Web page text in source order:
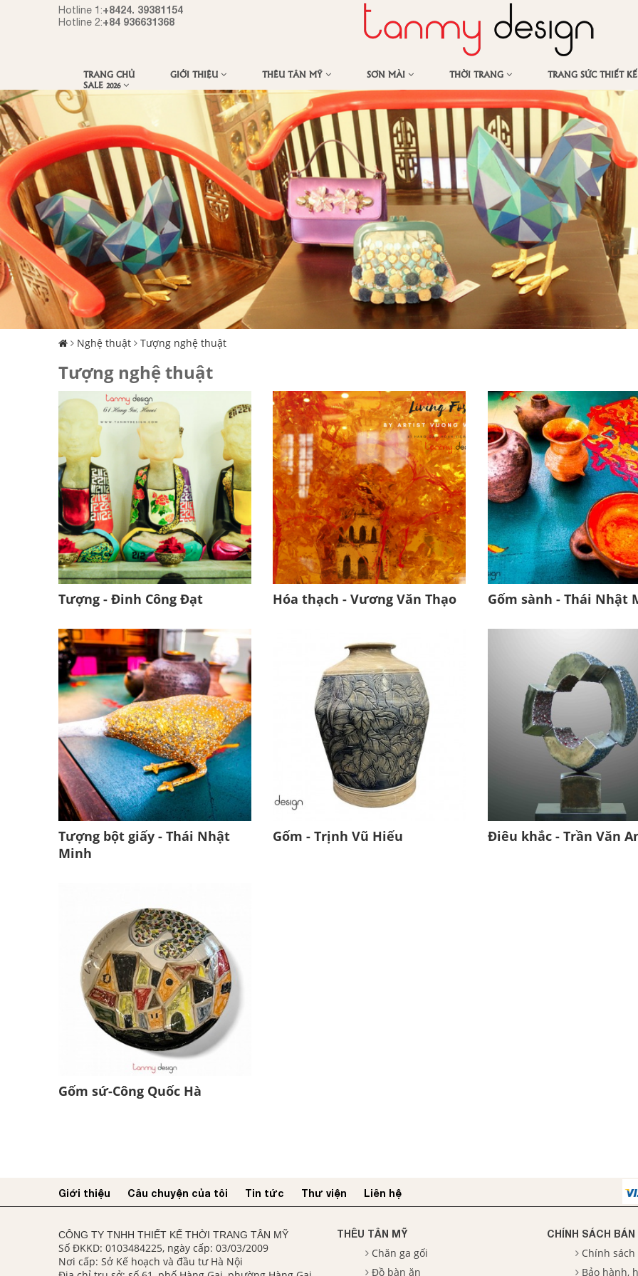
Hotline 1:+8424. 39381154
Hotline 2:+84 936631368
TRANG CHỦ GIỚI THIỆU THÊU TÂN MỸ SƠN MÀI THỜI TRANG
TRANG SỨC THIẾT
SALE 2026
Nghệ thuật Tượng nghệ thuật
Tượng nghệ thuật
Tượng - Đinh Công Đạt Hóa thạch - Vương Văn Thạo Gốm sành - Thái Nhật
Tượng bột giấy - Thái Nhật
Minh
Gốm - Trịnh Vũ Hiếu Điêu khắc - Trần Văn
Gốm sứ-Công Quốc Hà
Giới thiệu Câu chuyện của tôi Tin tức Thư viện Liên hệ
CÔNG TY TNHH THIẾT KẾ THỜI TRANG TÂN MỸ
Số ĐKKD: 0103484225, ngày cấp: 03/03/2009
Nơi cấp: Sở Kế hoạch và đầu tư Hà Nội
THÊU TÂN MỸ
Chăn ga gối
Đồ bàn ăn
CHÍNH SÁCH BÁN
Chính
Bảo hành,